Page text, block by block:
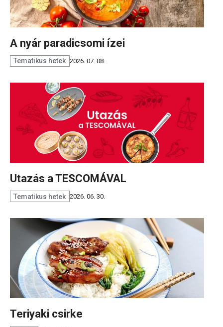
A nyár paradicsomi ízei
Tematikus hetek 2026. 07. 08.
Utazás a TESCOMÁVAL
Tematikus hetek 2026. 06. 30.
Teriyaki csirke